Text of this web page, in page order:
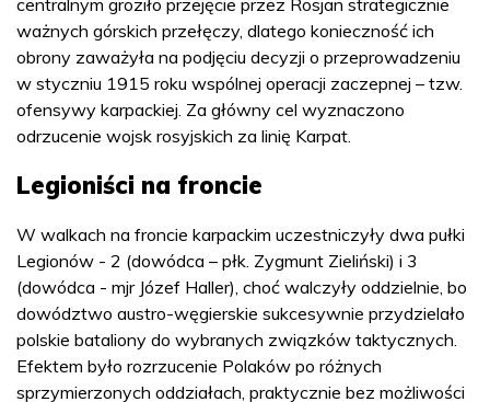
centralnym groziło przejęcie przez Rosjan strategicznie
ważnych górskich przełęczy, dlatego konieczność ich
obrony zaważyła na podjęciu decyzji o przeprowadzeniu
w styczniu 1915 roku wspólnej operacji zaczepnej – tzw.
ofensywy karpackiej. Za główny cel wyznaczono
odrzucenie wojsk rosyjskich za linię Karpat.
Legioniści na froncie
W walkach na froncie karpackim uczestniczyły dwa pułki
Legionów - 2 (dowódca – płk. Zygmunt Zieliński) i 3
(dowódca - mjr Józef Haller), choć walczyły oddzielnie, bo
dowództwo austro-węgierskie sukcesywnie przydzielało
polskie bataliony do wybranych związków taktycznych.
Efektem było rozrzucenie Polaków po różnych
sprzymierzonych oddziałach, praktycznie bez możliwości